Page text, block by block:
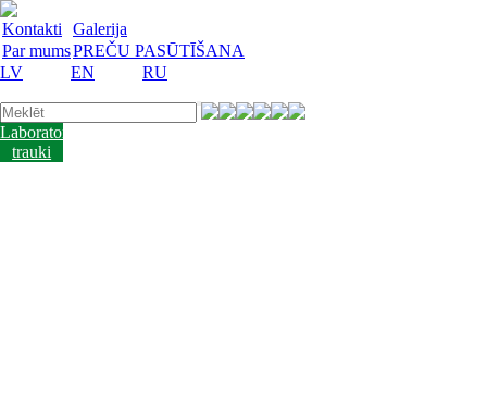
Kontakti
Galerija
Par mumsPREČU PASŪTĪŠANA
LV
EN RU
Laboratorijas
trauki